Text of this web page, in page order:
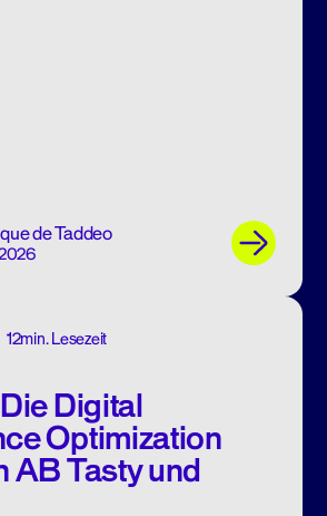
de Taddeo
12min. Lesezeit
Digital
Optimization
AB Tasty und